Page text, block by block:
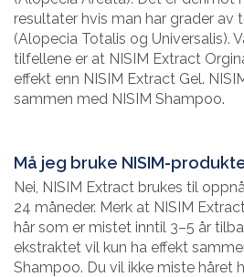
resultater hvis man har grader av
(Alopecia Totalis og Universalis).
tilfellene er at NISIM Extract
effekt enn NISIM Extract Gel.
sammen med NISIM Shampoo.
Må jeg bruke NISIM-
Nei, NISIM Extract brukes til
24 måneder. Merk at NISIM
hår som er mistet inntil 3–5 år
ekstraktet vil kun ha effekt
Shampoo. Du vil ikke miste håret